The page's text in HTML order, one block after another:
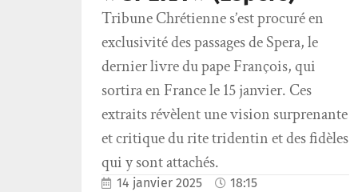
Tribune Chrétienne s’est procuré en
exclusivité des passages de Spera, le
dernier livre du pape François, qui
sortira en France le 15 janvier. Ces
extraits révèlent une vision surprenante
et critique du rite tridentin et des fidèles
qui y sont attachés.
14 janvier 2025 18:15